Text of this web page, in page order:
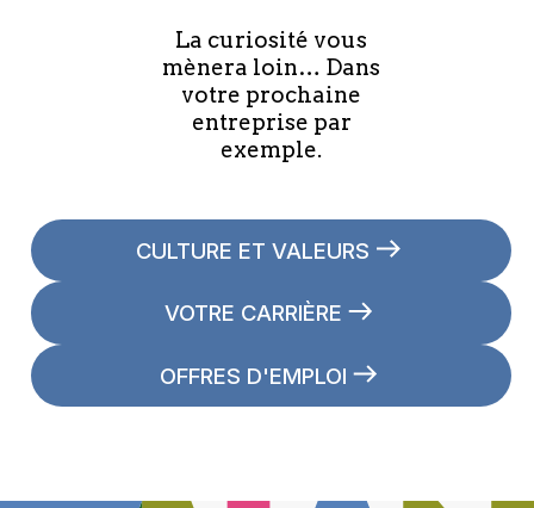
La curiosité vous
mènera loin… Dans
votre prochaine
entreprise par
exemple.
CULTURE ET VALEURS
VOTRE CARRIÈRE
OFFRES D'EMPLOI